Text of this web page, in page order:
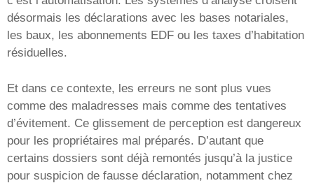
désormais les déclarations avec les bases notariales,
les baux, les abonnements EDF ou les taxes d’habitation
résiduelles.
Et dans ce contexte, les erreurs ne sont plus vues
comme des maladresses mais comme des tentatives
d’évitement. Ce glissement de perception est dangereux
pour les propriétaires mal préparés. D’autant que
certains dossiers sont déjà remontés jusqu’à la justice
pour suspicion de fausse déclaration, notamment chez